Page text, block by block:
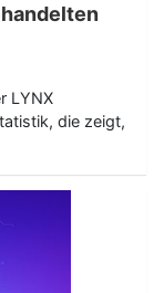
LYNX
die zeigt,